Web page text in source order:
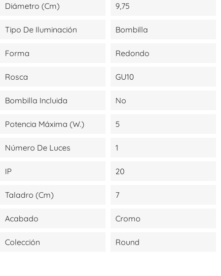
Diámetro (cm) 9,75
Tipo De Iluminación Bombilla
Forma Redondo
Rosca GU10
Bombilla Incluida No
Potencia Máxima (W.) 5
Número De Luces 1
IP 20
Taladro (cm) 7
Acabado Cromo
Colección Round